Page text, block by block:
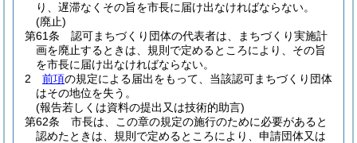
り、遅滞なくその旨を市長に届け出なければならない。
(廃止)
第61条
認可まちづくり団体の代表者は、まちづくり実施計
画を廃止するときは、規則で定めるところにより、その旨
を市長に届け出なければならない。
2
前項の規定による届出をもって、当該認可まちづくり団体
はその地位を失う。
(報告若しくは資料の提出又は技術的助言)
第62条
市長は、この章の規定の施行のために必要があると
認めたときは、規則で定めるところにより、申請団体又は